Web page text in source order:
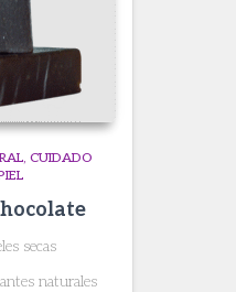
CUIDADO
secas
naturales